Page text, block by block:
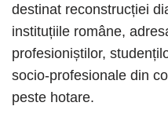
destinat reconstrucției
instituțiile române,
profesioniștilor,
socio-profesionale din
peste hotare.